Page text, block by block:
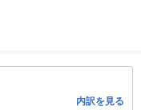
内訳を見る